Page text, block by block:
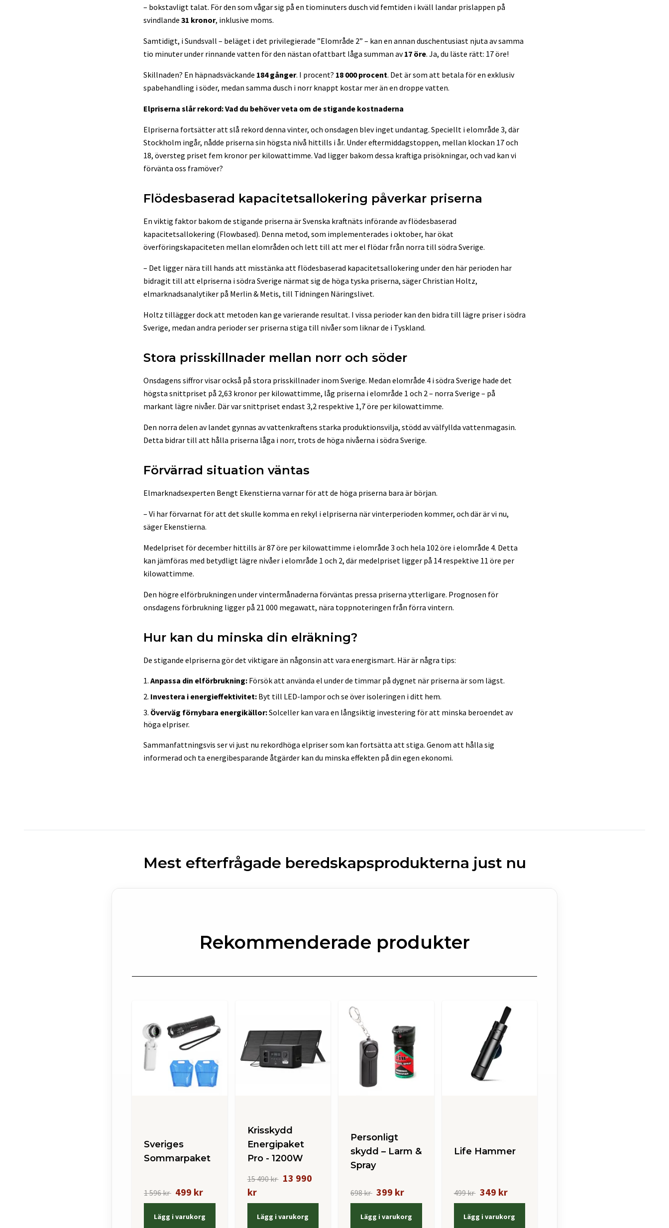
– bokstavligt talat. För den som vågar sig på en tiominuters dusch vid femtiden i kväll landar prislappen på
svindlande 31 kronor, inklusive moms.
Samtidigt, i Sundsvall – beläget i det privilegierade ”Elområde 2” – kan en annan duschentusiast njuta av samma
tio minuter under rinnande vatten för den nästan ofattbart låga summan av17 öre. Ja, du läste rätt: 17 öre!
Skillnaden? En häpnadsväckande 184 gånger. I procent? 18 000 procent. Det är som att betala för en exklusiv
spabehandling i söder, medan samma dusch i norr knappt kostar mer än en droppe vatten.
Elpriserna slår rekord: Vad du behöver veta om de stigande kostnaderna
Elpriserna fortsätter att slå rekord denna vinter, och onsdagen blev inget undantag. Speciellt i elområde 3, där
Stockholm ingår, nådde priserna sin högsta nivå hittills i år. Under eftermiddagstoppen, mellan klockan 17 och
18, översteg priset fem kronor per kilowattimme. Vad ligger bakom dessa kraftiga prisökningar, och vad kan vi
förvänta oss framöver?
Flödesbaserad kapacitetsallokering påverkar priserna
En viktig faktor bakom de stigande priserna är Svenska kraftnäts införande av flödesbaserad
kapacitetsallokering (Flowbased). Denna metod, som implementerades i oktober, har ökat
överföringskapaciteten mellan elområden och lett till att mer el flödar från norra till södra Sverige.
– Det ligger nära till hands att misstänka att flödesbaserad kapacitetsallokering under den här perioden har
bidragit till att elpriserna i södra Sverige närmat sig de höga tyska priserna, säger Christian Holtz,
elmarknadsanalytiker på Merlin & Metis, till Tidningen Näringslivet.
Holtz tillägger dock att metoden kan ge varierande resultat. I vissa perioder kan den bidra till lägre priser i södra
Sverige, medan andra perioder ser priserna stiga till nivåer som liknar de i Tyskland.
Stora prisskillnader mellan norr och söder
Onsdagens siffror visar också på stora prisskillnader inom Sverige. Medan elområde 4 i södra Sverige hade det
högsta snittpriset på 2,63 kronor per kilowattimme, låg priserna i elområde 1 och 2 – norra Sverige – på
markant lägre nivåer. Där var snittpriset endast 3,2 respektive 1,7 öre per kilowattimme.
Den norra delen av landet gynnas av vattenkraftens starka produktionsvilja, stödd av välfyllda vattenmagasin.
Detta bidrar till att hålla priserna låga i norr, trots de höga nivåerna i södra Sverige.
Förvärrad situation väntas
Elmarknadsexperten Bengt Ekenstierna varnar för att de höga priserna bara är början.
– Vi har förvarnat för att det skulle komma en rekyl i elpriserna när vinterperioden kommer, och där är vi nu,
säger Ekenstierna.
Medelpriset för december hittills är 87 öre per kilowattimme i elområde 3 och hela 102 öre i elområde 4. Detta
kan jämföras med betydligt lägre nivåer i elområde 1 och 2, där medelpriset ligger på 14 respektive 11 öre per
kilowattimme.
Den högre elförbrukningen under vintermånaderna förväntas pressa priserna ytterligare. Prognosen för
onsdagens förbrukning ligger på 21 000 megawatt, nära toppnoteringen från förra vintern.
Hur kan du minska din elräkning?
De stigande elpriserna gör det viktigare än någonsin att vara energismart. Här är några tips:
Anpassa din elförbrukning: Försök att använda el under de timmar på dygnet när priserna är som lägst.
Investera i energieffektivitet: Byt till LED-lampor och se över isoleringen i ditt hem.
Överväg förnybara energikällor:Solceller kan vara en långsiktig investering för att minska beroendet av
höga elpriser.
Sammanfattningsvis ser vi just nu rekordhöga elpriser som kan fortsätta att stiga. Genom att hålla sig
informerad och ta energibesparande åtgärder kan du minska effekten på din egen ekonomi.
Mest efterfrågade beredskapsprodukterna just nu
Rekommenderade produkter
Sveriges
Sommarpaket
1 596 kr 499 kr
Lägg i varukorg
Krisskydd
Energipaket
Pro - 1200W
15 490 kr 13 990
kr
Lägg i varukorg
Personligt
skydd – Larm &
Spray
698 kr 399 kr
Lägg i varukorg
Life Hammer
499 kr 349 kr
Lägg i varukorg